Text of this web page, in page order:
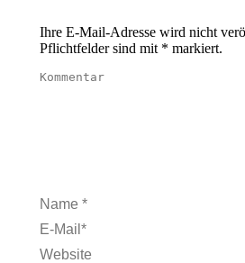
Ihre E-Mail-Adresse wird nicht
Pflichtfelder sind mit * markiert.
Kommentar
Name *
E-Mail *
Website